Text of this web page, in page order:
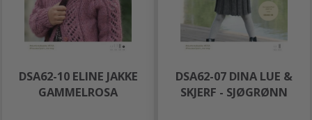
DSA62-10 ELINE JAKKE
GAMMELROSA
DSA62-07 DINA LUE &
SKJERF - SJØGRØNN